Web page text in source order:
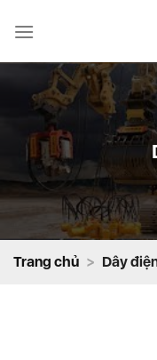
đến
Trang chủ > Dây